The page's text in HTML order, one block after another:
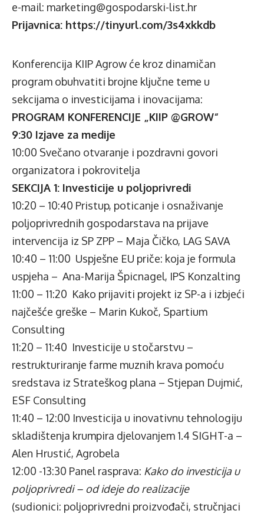
e-mail: marketing@gospodarski-list.hr
Prijavnica: https://tinyurl.com/3s4xkkdb
Konferencija KIIP Agrow će kroz dinamičan
program obuhvatiti brojne ključne teme u
sekcijama o investicijama i inovacijama:
PROGRAM KONFERENCIJE „KIIP @GROW“
9:30 Izjave za medije
10:00 Svečano otvaranje i pozdravni govori
organizatora i pokrovitelja
SEKCIJA 1: Investicije u poljoprivredi
10:20 – 10:40 Pristup, poticanje i osnaživanje
poljoprivrednih gospodarstava na prijave
intervencija iz SP ZPP – Maja Čičko, LAG SAVA
10:40 – 11:00 Uspješne EU priče: koja je formula
uspjeha – Ana-Marija Špicnagel, IPS Konzalting
11:00 – 11:20 Kako prijaviti projekt iz SP-a i izbjeći
najčešće greške – Marin Kukoč, Spartium
Consulting
11:20 – 11:40 Investicije u stočarstvu –
restrukturiranje farme muznih krava pomoću
sredstava iz Strateškog plana – Stjepan Dujmić,
ESF Consulting
11:40 – 12:00 Investicija u inovativnu tehnologiju
skladištenja krumpira djelovanjem 1.4 SIGHT-a –
Alen Hrustić, Agrobela
12:00 -13:30 Panel rasprava: Kako do investicija u
poljoprivredi – od ideje do realizacije
(sudionici: poljoprivredni proizvođači, stručnjaci